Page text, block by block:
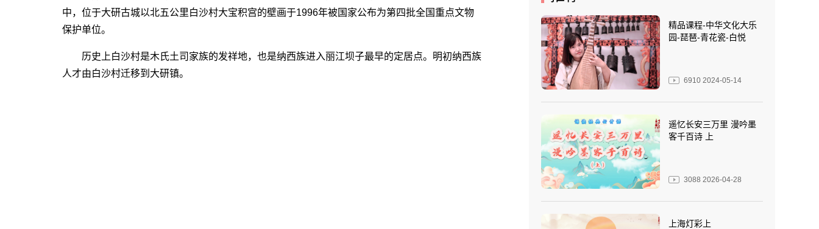
中，位于大研古城以北五公里白沙村大宝积宫的壁画于1996年被国家公布为第四批全国重点文物
保护单位。
历史上白沙村是木氏土司家族的发祥地，也是纳西族进入丽江坝子最早的定居点。明初纳西族
人才由白沙村迁移到大研镇。
精品课程-中华文化大乐
园-琵琶-青花瓷-白悦
6910 2024-05-14
遥忆长安三万里 漫吟墨
客千百诗 上
3088 2026-04-28
上海灯彩上